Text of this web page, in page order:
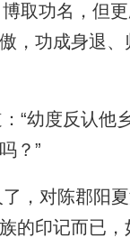
取功名，但
，功成身退
“幼度反认他
？”
，对陈郡阳
的印记而已